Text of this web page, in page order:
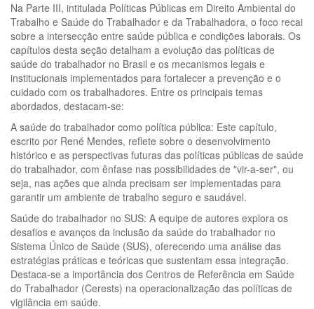
Na Parte III, intitulada Políticas Públicas em Direito Ambiental do
Trabalho e Saúde do Trabalhador e da Trabalhadora, o foco recai
sobre a intersecção entre saúde pública e condições laborais. Os
capítulos desta seção detalham a evolução das políticas de
saúde do trabalhador no Brasil e os mecanismos legais e
institucionais implementados para fortalecer a prevenção e o
cuidado com os trabalhadores. Entre os principais temas
abordados, destacam-se:
A saúde do trabalhador como política pública: Este capítulo,
escrito por René Mendes, reflete sobre o desenvolvimento
histórico e as perspectivas futuras das políticas públicas de saúde
do trabalhador, com ênfase nas possibilidades de "vir-a-ser", ou
seja, nas ações que ainda precisam ser implementadas para
garantir um ambiente de trabalho seguro e saudável.
Saúde do trabalhador no SUS: A equipe de autores explora os
desafios e avanços da inclusão da saúde do trabalhador no
Sistema Único de Saúde (SUS), oferecendo uma análise das
estratégias práticas e teóricas que sustentam essa integração.
Destaca-se a importância dos Centros de Referência em Saúde
do Trabalhador (Cerests) na operacionalização das políticas de
vigilância em saúde.